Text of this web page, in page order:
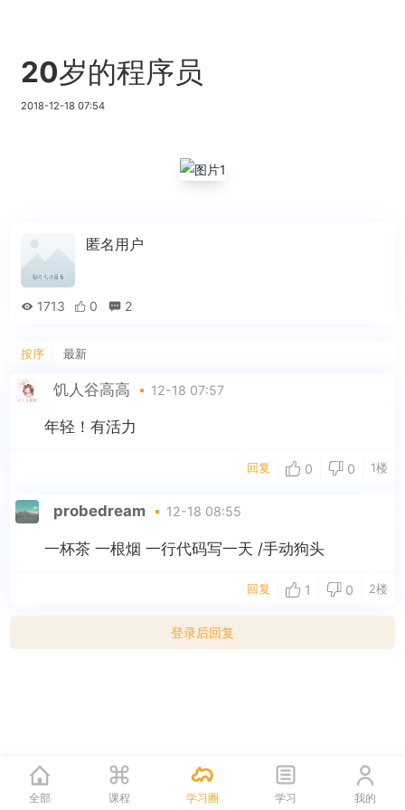
20岁的程序员
2018-12-18 07:54
匿名用户
1713 0 2
按序 最新
饥人谷高高 12-18 07:57
年轻！有活力
回复 0 0 1楼
probedream 12-18 08:55
一杯茶 一根烟 一行代码写一天 /手动狗头
回复 1 0 2楼
登录后回复
全部 课程 学习圈 学习 我的